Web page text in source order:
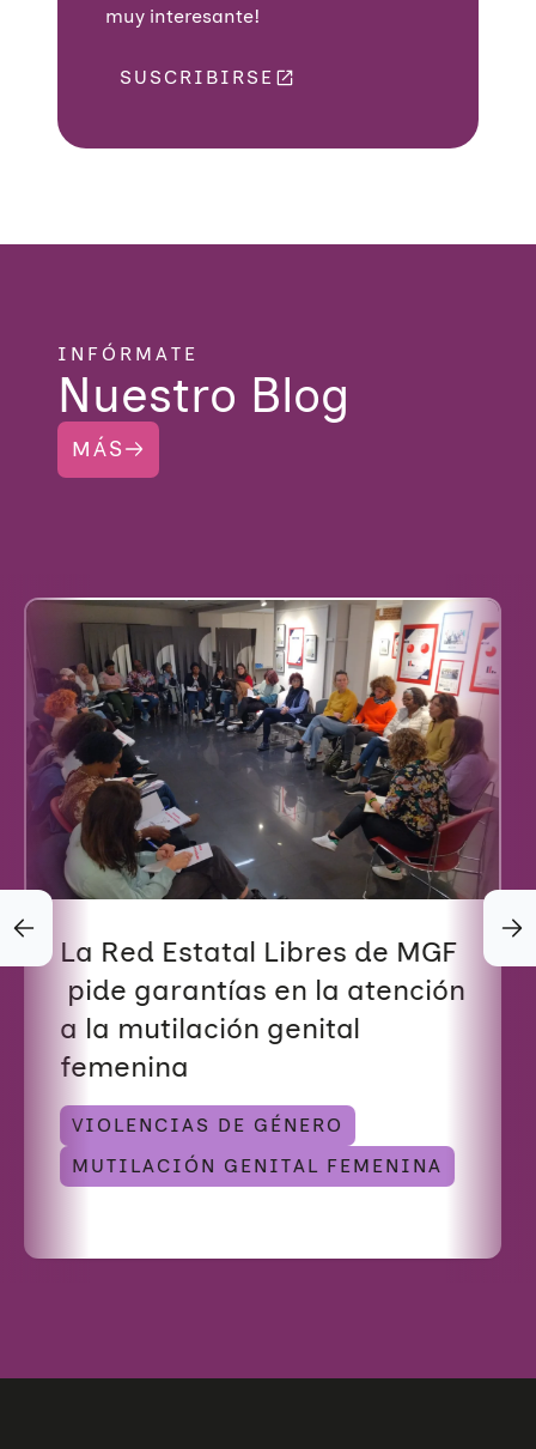
muy interesante!
SUSCRIBIRSE
INFÓRMATE
Nuestro Blog
MÁS
La Red Estatal Libres de MGF
pide garantías en la atención
a la mutilación genital
femenina
VIOLENCIAS DE GÉNERO
MUTILACIÓN GENITAL FEMENINA